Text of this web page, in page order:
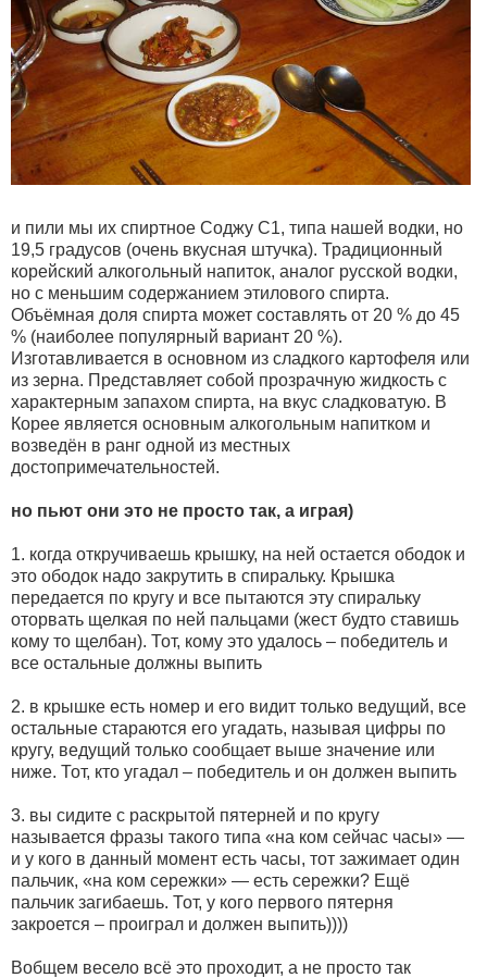
и пили мы их спиртное Соджу С1, типа нашей водки, но
19,5 градусов (очень вкусная штучка). Традиционный
корейский алкогольный напиток, аналог русской водки,
но с меньшим содержанием этилового спирта.
Объёмная доля спирта может составлять от 20 % до 45
% (наиболее популярный вариант 20 %).
Изготавливается в основном из сладкого картофеля или
из зерна. Представляет собой прозрачную жидкость с
характерным запахом спирта, на вкус сладковатую. В
Корее является основным алкогольным напитком и
возведён в ранг одной из местных
достопримечательностей.
но пьют они это не просто так, а играя)
1. когда откручиваешь крышку, на ней остается ободок и
это ободок надо закрутить в спиральку. Крышка
передается по кругу и все пытаются эту спиральку
оторвать щелкая по ней пальцами (жест будто ставишь
кому то щелбан). Тот, кому это удалось – победитель и
все остальные должны выпить
2. в крышке есть номер и его видит только ведущий, все
остальные стараются его угадать, называя цифры по
кругу, ведущий только сообщает выше значение или
ниже. Тот, кто угадал – победитель и он должен выпить
3. вы сидите с раскрытой пятерней и по кругу
называется фразы такого типа «на ком сейчас часы» —
и у кого в данный момент есть часы, тот зажимает один
пальчик, «на ком сережки» — есть сережки? Ещё
пальчик загибаешь. Тот, у кого первого пятерня
закроется – проиграл и должен выпить))))
Вобщем весело всё это проходит, а не просто так